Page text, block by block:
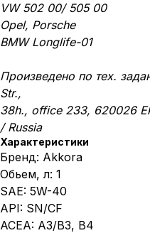
VW 502 00/ 505 00
Opel, Porsche
BMW Longlife-01
Произведено по тех.
Str.,
38h., office 233, 620026
/ Russia
Характеристики
Бренд: Akkora
Обьем, л: 1
SAE: 5W-40
API: SN/CF
ACEA: A3/B3, B4